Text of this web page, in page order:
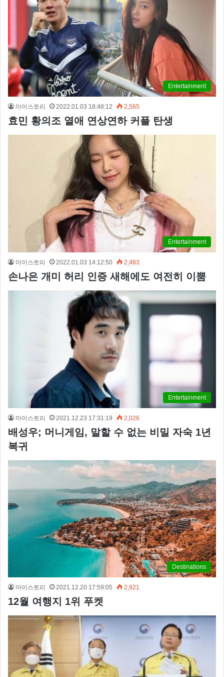
Entertainment
마이스토리 2022.01.03 18:48:12 2,565
효민 황의조 열애 연상연하 커플 탄생
Entertainment
마이스토리 2022.01.03 14:12:50 2,483
손나은 개미 허리 인증 새해에도 여전히 이뿜
Entertainment
마이스토리 2021.12.23 17:31:19 2,026
배성우; 머니게임, 말할 수 없는 비밀 자숙 1년
복귀
Destinations
마이스토리 2021.12.20 17:59:05 2,921
12월 여행지 1위 푸켓